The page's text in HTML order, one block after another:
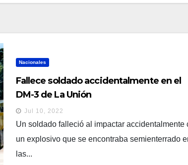
Nacionales
Fallece soldado accidentalmente en el
DM-3 de La Unión
Jul 10, 2022
Un soldado falleció al impactar accidentalmente
un explosivo que se encontraba semienterrado
las...